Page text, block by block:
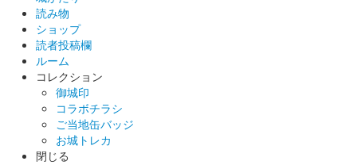
読み物
ショップ
読者投稿欄
ルーム
コレクション
御城印
コラボチラシ
ご当地缶バッジ
お城トレカ
閉じる